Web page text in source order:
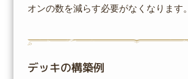
オンの数を減らす必要がなくなります。
デッキの構築例